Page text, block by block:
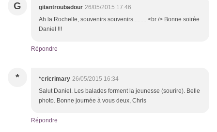
G gitantroubadour 26/05/2015 17:46
Ah la Rochelle, souvenirs souvenirs..........<br /> Bonne soirée
Daniel !!!
Répondre
* *cricrimary 26/05/2015 16:34
Salut Daniel. Les balades forment la jeunesse (sourire). Belle
photo. Bonne journée à vous deux, Chris
Répondre